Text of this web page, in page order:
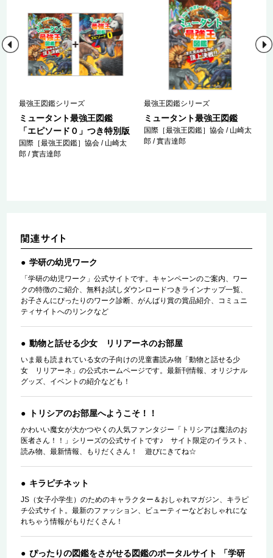
最強王図鑑シリーズ
ミュータント最強王図鑑
「エピソード０」つき特別版
国際［最強王図鑑］協会 / 山崎太
郎 / 實吉達郎
最強王図鑑シリーズ
ミュータント最強王図鑑
国際［最強王図鑑］協会 / 山崎太
郎 / 實吉達郎
学研の幼児ワーク
「学研の幼児ワーク」公式サイトです。キャンペーンのご案内、ワー
クの特徴のご紹介、無料お試しダウンロードつきラインナップ一覧、
お子さんにぴったりのワーク診断、がんばり賞の賞品紹介、コミュニ
ティサイトへのリンクなど
動物と話せる少女 リリアーネのお部屋
いま最も読まれている女の子向けの児童書読み物「動物と話せる少
女 リリアーネ」の公式ホームページです。最新刊情報、オリジナル
グッズ、イベントの紹介なども！
トリシアのお部屋へようこそ！！
かわいい魔女が大かつやくの人気ファンタジー「トリシアは魔法のお
医者さん！！」シリーズの公式サイトです♪ サイト限定のイラスト、
読み物、最新情報、もりだくさん！ 遊びにきてね☆
キラピチネット
JS（女子小学生）のためのキャラクター＆おしゃれマガジン、キラピ
チ公式サイト。最新のファッション、ビューティーなどおしゃれにな
れちゃう情報がもりだくさん！
ぴったりの図鑑をさがせる図鑑のポータルサイト 「学研